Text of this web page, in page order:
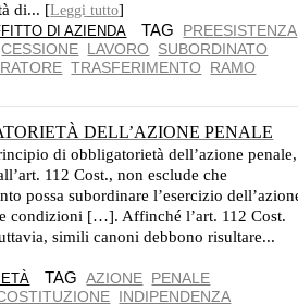
di... [Leggi tutto]
DI AZIENDA TAG PREESISTENZA
CESSIONE LAVORO
SUBORDINATO
TRASFERIMENTO
RAMO
DELL’AZIONE PENALE
di obbligatorietà dell’azione penale,
112 Cost., non esclude che
possa subordinare l’esercizio
condizioni […]. Affinché l’art. 112 Cost.
simili canoni debbono risultare...
TAGAZIONE PENALE
INDIPENDENZA